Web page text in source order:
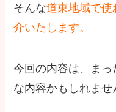
そんな道東地域で使
介いたします。
今回の内容は、ま
な内容かもしれませ